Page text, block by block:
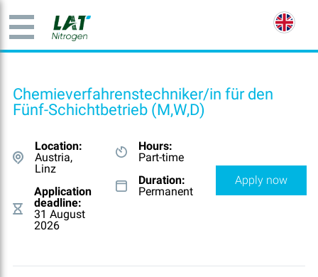
Chemieverfahrenstechniker/in für den
Fünf-Schichtbetrieb (M,W,D)
Location:
Austria,
Linz
Application
deadline:
31 August
2026
Hours:
Part-time
Duration:
Permanent
Apply now